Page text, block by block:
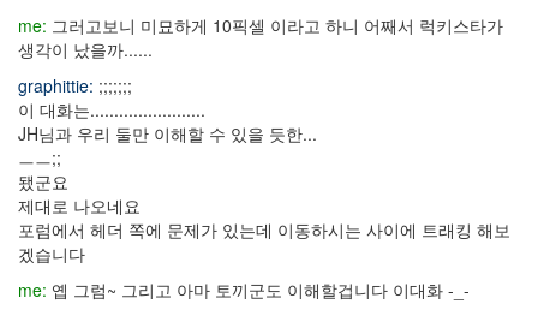
me: 그러고보니 미묘하게 10픽셀 이라고 하니 어째서 럭키스타가
생각이 났을까......
graphittie: ;;;;;;;
이 대화는........................
JH님과 우리 둘만 이해할 수 있을 듯한...
ㅡㅡ;;
됐군요
제대로 나오네요
포럼에서 헤더 쪽에 문제가 있는데 이동하시는 사이에 트래킹 해보
겠습니다
me: 옙 그럼~ 그리고 아마 토끼군도 이해할겁니다 이대화 -_-